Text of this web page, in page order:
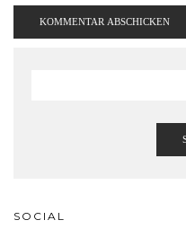
SOCIAL